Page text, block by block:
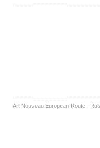
Art Nouveau European Route -